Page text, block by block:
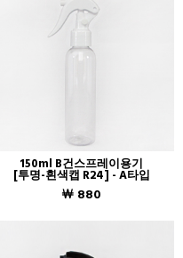
150ml B건스프레이용기
[투명-흰색캡 R24] - A타입
￦ 880